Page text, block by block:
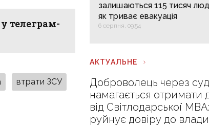
телеграм-
втрати ЗСУ
залишаються 115 тисяч
як триває евакуація
6 серпня, 09:54
АКТУАЛЬНЕ
Доброволець через суд
намагається отримати
від Світлодарської
руйнує довіру до влади